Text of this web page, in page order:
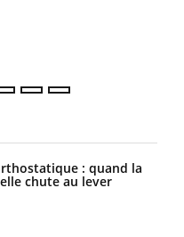
: quand la
chute au lever